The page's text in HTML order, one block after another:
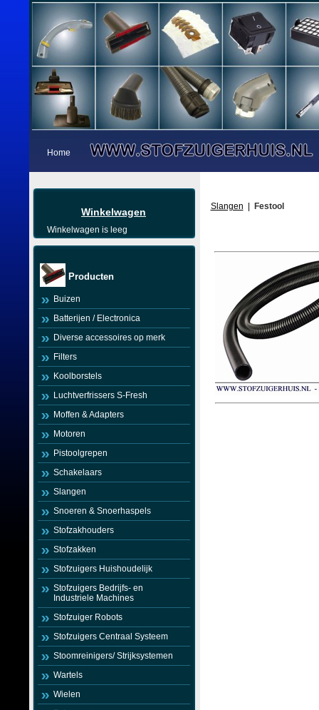
Home
Winkelwagen
Winkelwagen is leeg
Producten
Buizen
Batterijen / Electronica
Diverse accessoires op merk
Filters
Koolborstels
Luchtverfrissers S-Fresh
Moffen & Adapters
Motoren
Pistoolgrepen
Schakelaars
Slangen
Snoeren & Snoerhaspels
Stofzakhouders
Stofzakken
Stofzuigers Huishoudelijk
Stofzuigers Bedrijfs- en
Industriele Machines
Stofzuiger Robots
Stofzuigers Centraal Systeem
Stoomreinigers/ Strijksystemen
Wartels
Wielen
Slangen Festool